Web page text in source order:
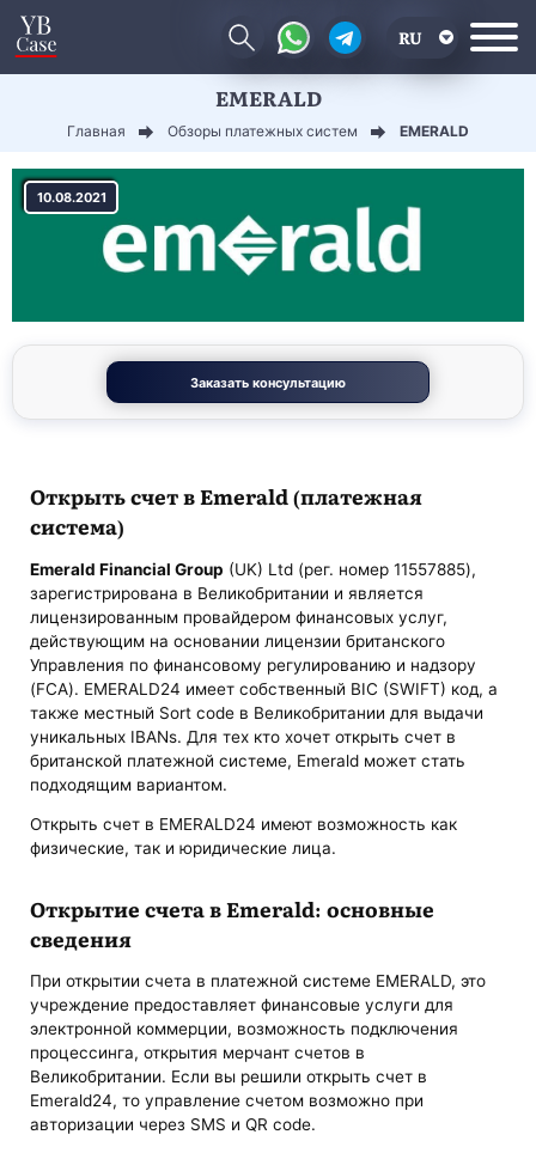
RU
EMERALD
Главная Обзоры платежных систем EMERALD
10.08.2021
Заказать консультацию
Открыть счет в Emerald (платежная
система)
Emerald Financial Group (UK) Ltd (рег. номер 11557885),
зарегистрирована в Великобритании и является
лицензированным провайдером финансовых услуг,
действующим на основании лицензии британского
Управления по финансовому регулированию и надзору
(FCA). EMERALD24 имеет собственный BIC (SWIFT) код, а
также местный Sort code в Великобритании для выдачи
уникальных IBANs. Для тех кто хочет открыть счет в
британской платежной системе, Emerald может стать
подходящим вариантом.
Открыть счет в EMERALD24 имеют возможность как
физические, так и юридические лица.
Открытие счета в Emerald: основные
сведения
При открытии счета в платежной системе EMERALD, это
учреждение предоставляет финансовые услуги для
электронной коммерции, возможность подключения
процессинга, открытия мерчант счетов в
Великобритании. Если вы решили открыть счет в
Emerald24, то управление счетом возможно при
авторизации через SMS и QR code.